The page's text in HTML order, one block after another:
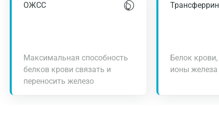
ОЖСС
Максимальная способность
белков крови связать и
переносить железо
Трансферрин
Белок
ионы железа